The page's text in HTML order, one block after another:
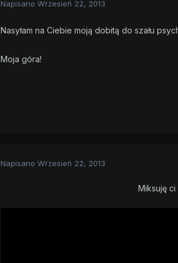
Napisano Wrzesień 22, 2013
Nasyłam na Ciebie moją dobitą do szału
Moja góra!
Napisano Wrzesień 22, 2013
Miksuję ci